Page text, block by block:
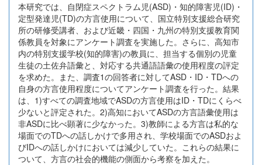
本研究では、自閉症スペクトラム児(ASD)・知的障害児(ID)・
定型発達児(TD)の方言使用について、国立特別支援総合研究
所の研修受講者、および近畿・四国・九州の特別支援教育関
係教員を対象にアンケート調査を実施した。さらに、高知市
内の特別支援学校(知的障害)の教員に、担当する個別の児童
生徒の土佐弁語彙と、対応する共通語語彙の使用程度の評定
を求めた。また、調査1の回答者に対してASD・ID・TDへの
自身の方言使用程度についてアンケート調査を行った。結果
は、1)すべての調査地域でASDの方言使用はID・TDにくらべ
少ないと評定された。2)高知においてASDの方言語彙使用は
非ASDに比べ顕著に少なかった。3)教師による方言は私的な
場面でのTDへの話しかけで多用され、学校場面でのASDおよ
びIDへの話しかけにおいては減少していた。これらの結果に
ついて、方言の社会的機能の側面から考察を加えた。